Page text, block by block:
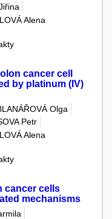
Alena
cancer cell
by platinum (IV)
Olga
Petr
Alena
cancer cells
mechanisms